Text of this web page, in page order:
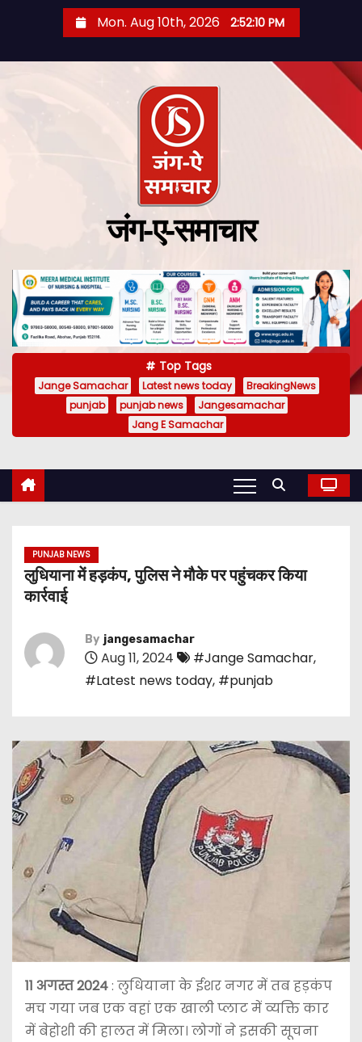
Mon. Aug 10th, 2026 2:52:10 PM
जंग-ए-समाचार
Top Tags
Jange Samachar Latest news today
BreakingNews
punjab
punjab news
Jangesamachar
Jang E Samachar
PUNJAB NEWS
लुधियाना में हड़कंप, पुलिस ने मौके पर पहुंचकर किया
कार्रवाई
By jangesamachar
Aug 11, 2024 #Jange Samachar,
#Latest news today, #punjab
11 अगस्त 2024: लुधियाना के ईशर नगर में तब हड़कंप
मच गया जब एक वहां एक खाली प्लाट में व्यक्ति कार
में बेहोशी की हालत में मिला। लोगों ने इसकी सूचना